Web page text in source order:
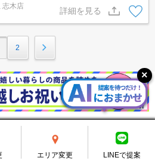
志木店
詳細を見る
2
エリア変更 LINEで提案